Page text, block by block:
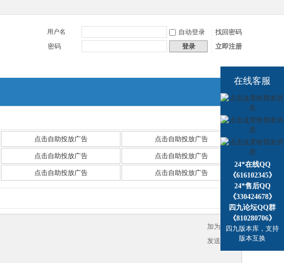
用户名 自动登录
找回密码
密码
登录 立即注册
捷导
航
点击自助投放广告 点击自助投放广告
点击自助投放广告 点击自助投放广告
点击自助投放广告 点击自助投放广告
加为好友
发送消息
在线客服
24*在线QQ
《616102345》
24*售后QQ
《330424678》
四九论坛QQ群
《810280706》
四九版本库，支持
版本互换